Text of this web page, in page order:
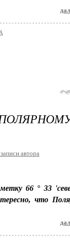
автора
66 ° 33
что